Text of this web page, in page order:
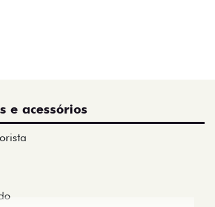
e acessórios